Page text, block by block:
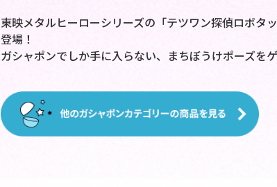
東映メタルヒーローシリーズの「テツワン探偵ロボタ
登場！
ガシャポンでしか手に入らない、まちぼうけポーズを